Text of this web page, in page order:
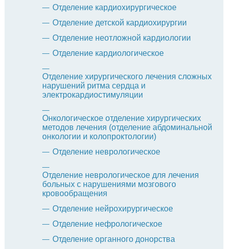
Отделение кардиохирургическое
Отделение детской кардиохирургии
Отделение неотложной кардиологии
Отделение кардиологическое
Отделение хирургического лечения сложных
нарушений ритма сердца и
электрокардиостимуляции
Онкологическое отделение хирургических
методов лечения (отделение абдоминальной
онкологии и колопроктологии)
Отделение неврологическое
Отделение неврологическое для лечения
больных с нарушениями мозгового
кровообращения
Отделение нейрохирургическое
Отделение нефрологическое
Отделение органного донорства